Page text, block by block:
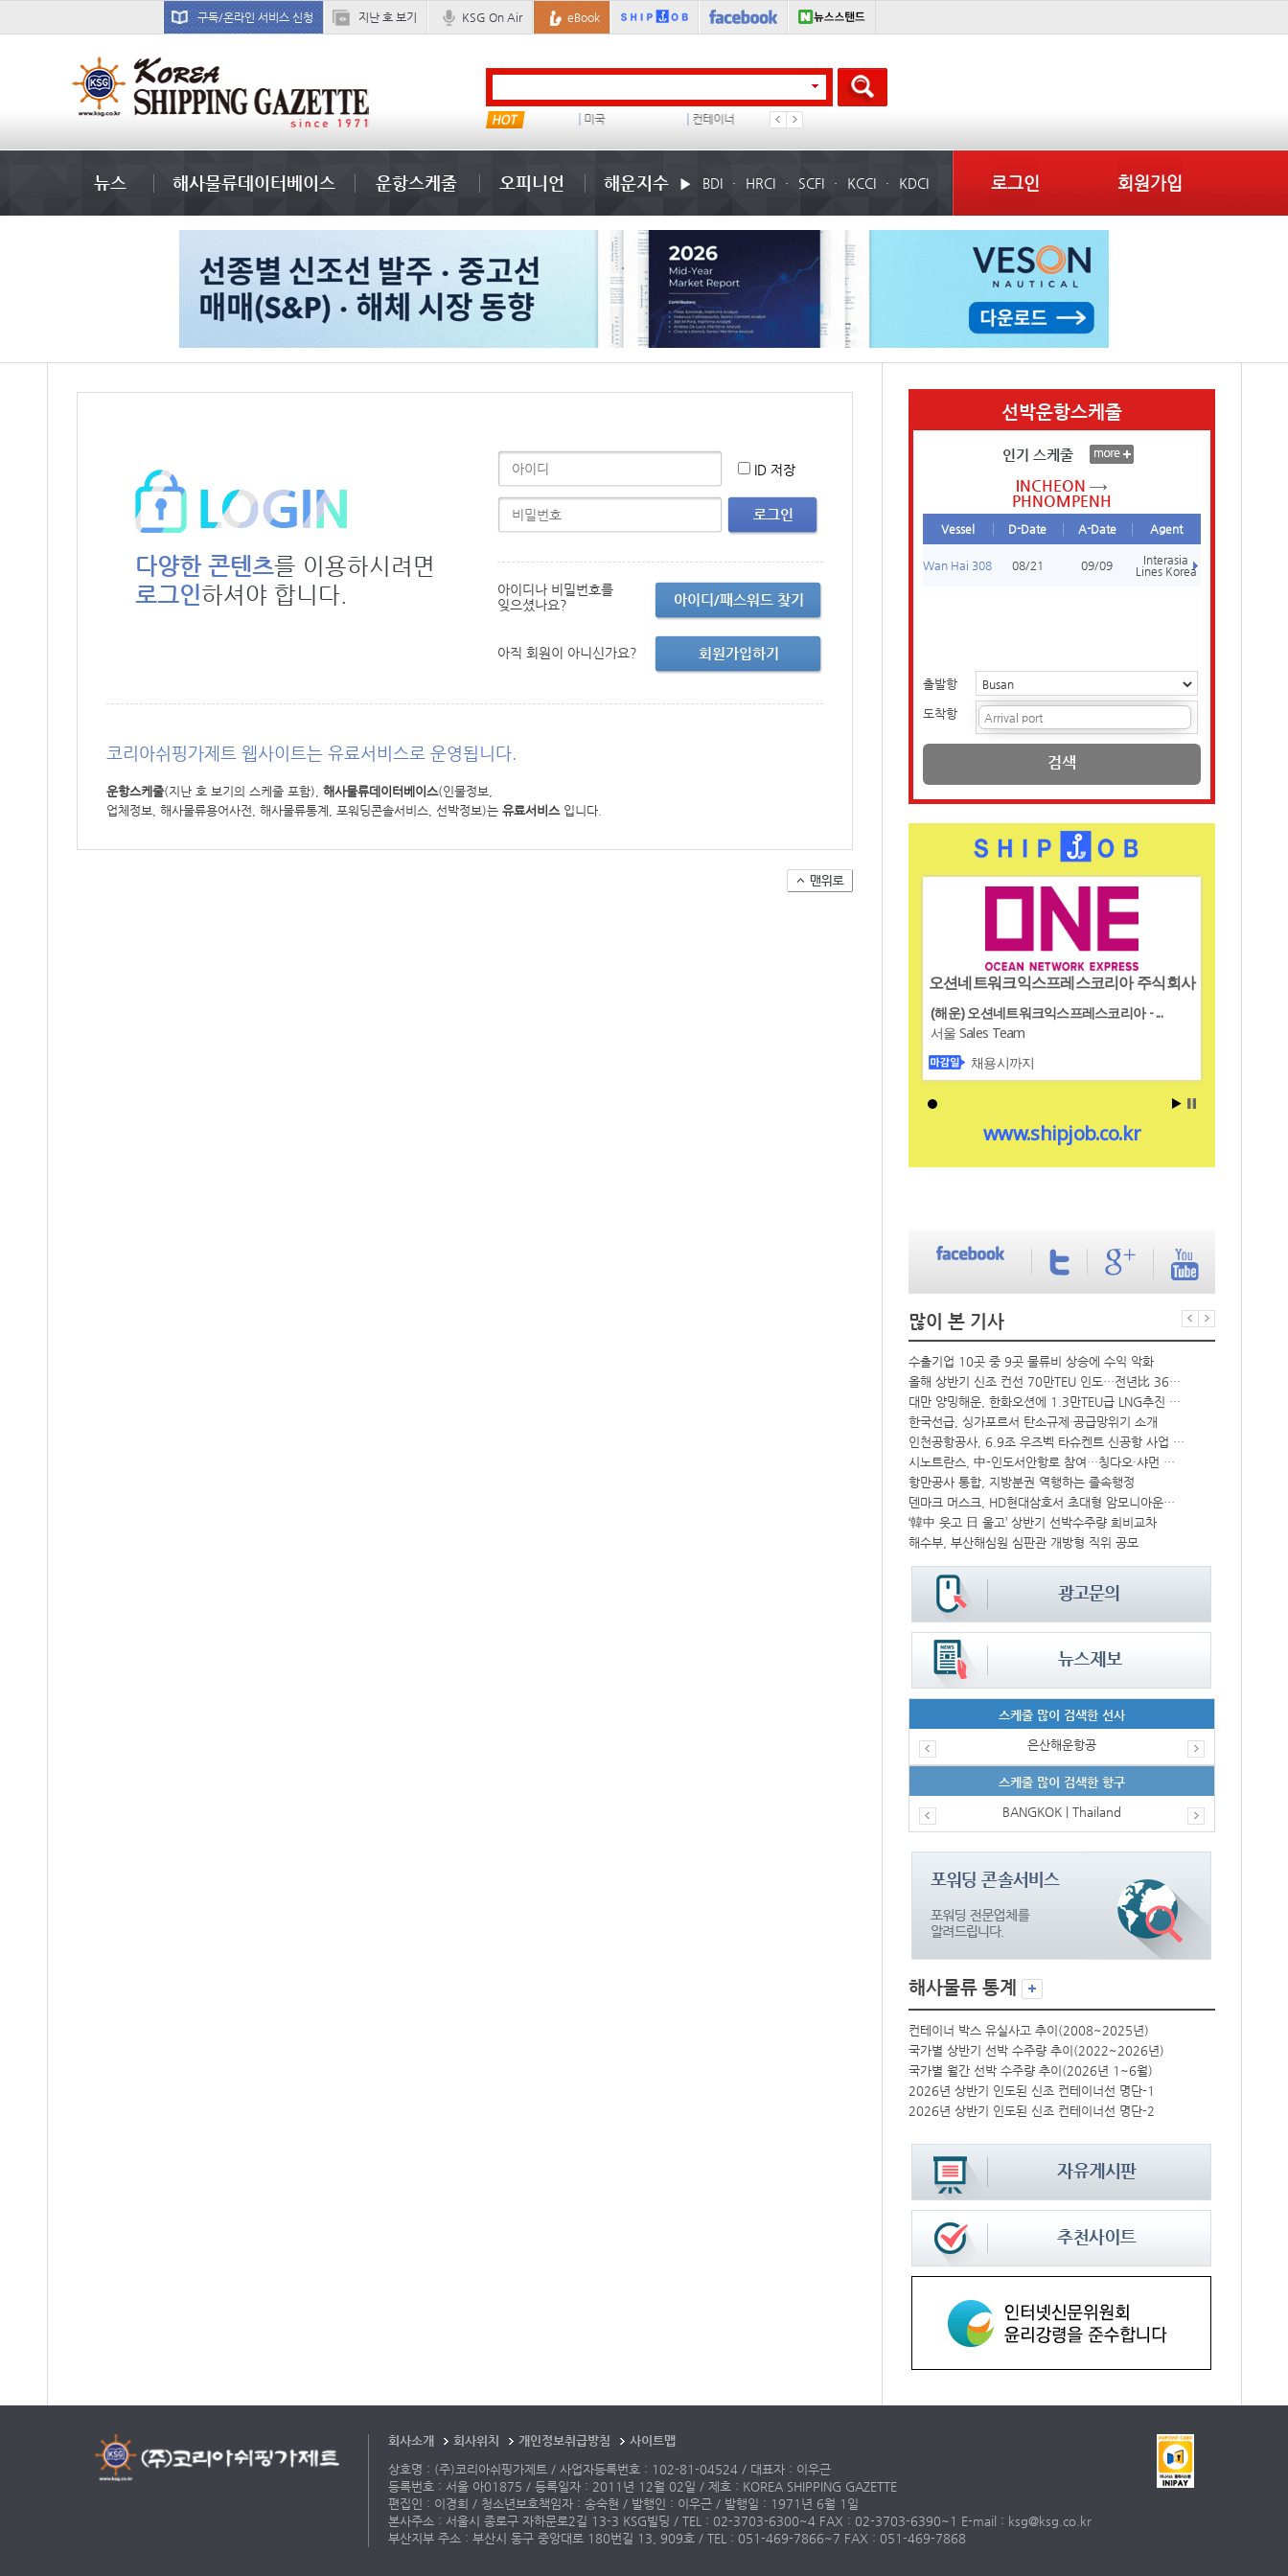
구독/온라인 서비스 신청 지난 호 보기 KSG On Air eBook
���ͤ 컨테이너 임대사 석도
뉴스 해사물류데이터베이스 운항스케줄 오피니언 해운지수 BDI HRCI SCFI KCCI KDCI 로그인 회원가입
다양한 콘텐츠를 이용하시려면
로그인하셔야 합니다.
로그인
ID 저장
아이디/패스워드 찾기
아이디나 비밀번호를
잊으셨나요?
회원가입하기
아직 회원이 아니신가요?
코리아쉬핑가제트 웹사이트는 유료서비스로 운영됩니다.
운항스케줄(지난 호 보기의 스케줄 포함), 해사물류데이터베이스(인물정보,
업체정보, 해사물류용어사전, 해사물류통계, 포워딩콘솔서비스, 선박정보)는 유료서비스입니다.
선박운항스케줄
인기 스케줄
INCHEON
PHNOMPENH
Vessel D-Date A-Date Agent
Wan Hai 308 08/21 09/09
Interasia
Lines Korea
출발항
도착항
검색
많이 본 기사
수출기업 10곳 중 9곳 물류비 상승에 수익 악화
올해 상반기 신조 컨선 70만TEU 인도…전년比 36% 감소
대만 양밍해운, 한화오션에 1.3만TEU급 LNG추진 컨선 6척 발주
한국선급, 싱가포르서 탄소규제·공급망위기 소개
인천공항공사, 6.9조 우즈벡 타슈켄트 신공항 사업 참여
시노트란스, 中-인도서안항로 참여…칭다오·샤먼 직항
항만공사 통합, 지방분권 역행하는 졸속행정
덴마크 머스크, HD현대삼호서 초대형 암모니아운반선 인도받아
‘韓中 웃고 日 울고’ 상반기 선박수주량 희비교차
해수부, 부산해심원 심판관 개방형 직위 공모
스케줄 많이 검색한 선사
은산해운항공
스케줄 많이 검색한 항구
BANGKOK | Thailand
해사물류 통계
컨테이너 박스 유실사고 추이(2008~2025년)
국가별 상반기 선박 수주량 추이(2022~2026년)
국가별 월간 선박 수주량 추이(2026년 1~6월)
2026년 상반기 인도된 신조 컨테이너선 명단-1
2026년 상반기 인도된 신조 컨테이너선 명단-2
회사소개 회사위치 개인정보취급방침
사이트맵
상호명 : (주)코리아쉬핑가제트 / 사업자등록번호 : 102-81-04524 / 대표자 : 이우근
등록번호 : 서울 아01875 / 등록일자 : 2011년 12월 02일 / 제호 : KOREA SHIPPING GAZETTE
편집인 : 이경희 / 청소년보호책임자 : 송숙현 / 발행인 : 이우근 / 발행일 : 1971년 6월 1일
본사주소 : 서울시 종로구 자하문로2길 13-3 KSG빌딩 / TEL : 02-3703-6300~4 FAX : 02-3703-6390~1 E-mail : ksg@ksg.co.kr
부산지부 주소 : 부산시 동구 중앙대로 180번길 13, 909호 / TEL : 051-469-7866~7 FAX : 051-469-7868